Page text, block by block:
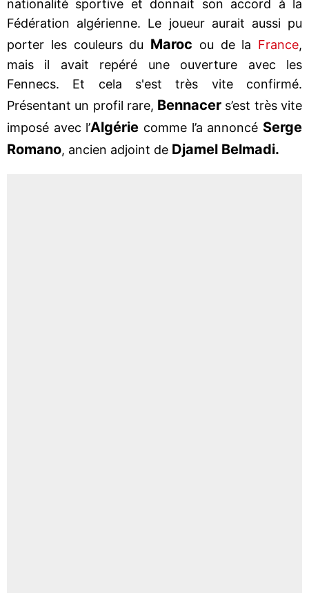
nationalité sportive et donnait son accord à la
Fédération algérienne. Le joueur aurait aussi pu
porter les couleurs du Maroc ou de la France,
mais il avait repéré une ouverture avec les
Fennecs. Et cela s'est très vite confirmé.
Présentant un profil rare, Bennacer s’est très vite
imposé avec l’Algérie comme l’a annoncé Serge
Romano, ancien adjoint de Djamel Belmadi.